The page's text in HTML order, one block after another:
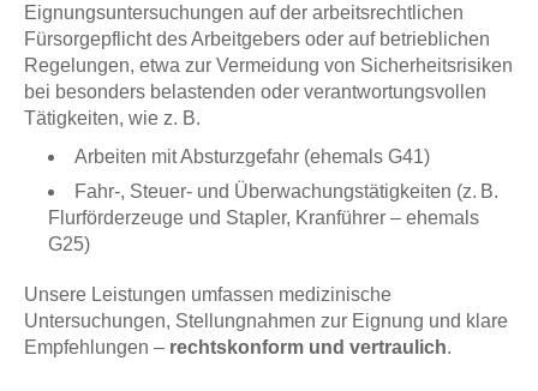
Eignungsuntersuchungen auf der arbeitsrechtlichen
Fürsorgepflicht des Arbeitgebers oder auf betrieblichen
Regelungen, etwa zur Vermeidung von Sicherheitsrisiken
bei besonders belastenden oder verantwortungsvollen
Tätigkeiten, wie z. B.
Arbeiten mit Absturzgefahr (ehemals G41)
Fahr-, Steuer- und Überwachungstätigkeiten (z. B.
Flurförderzeuge und Stapler, Kranführer – ehemals
G25)
Unsere Leistungen umfassen medizinische
Untersuchungen, Stellungnahmen zur Eignung und klare
Empfehlungen – rechtskonform und vertraulich.